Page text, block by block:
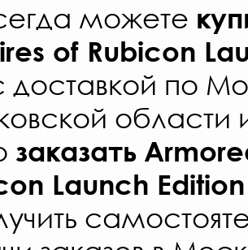
можете
of Rubicon
доставкой по
области
заказать
Launch